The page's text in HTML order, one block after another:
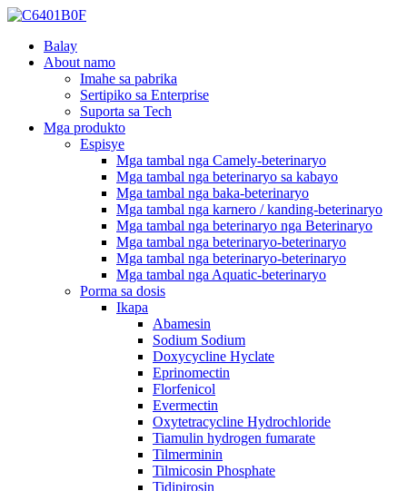
Balay
About namo
Imahe sa pabrika
Sertipiko sa Enterprise
Suporta sa Tech
Mga produkto
Espisye
Mga tambal nga Camely-beterinaryo
Mga tambal nga beterinaryo sa kabayo
Mga tambal nga baka-beterinaryo
Mga tambal nga karnero / kanding-beterinaryo
Mga tambal nga beterinaryo nga Beterinaryo
Mga tambal nga beterinaryo-beterinaryo
Mga tambal nga beterinaryo-beterinaryo
Mga tambal nga Aquatic-beterinaryo
Porma sa dosis
Ikapa
Abamesin
Sodium Sodium
Doxycycline Hyclate
Eprinomectin
Florfenicol
Evermectin
Oxytetracycline Hydrochloride
Tiamulin hydrogen fumarate
Tilmerminin
Tilmicosin Phosphate
Tidipirosin